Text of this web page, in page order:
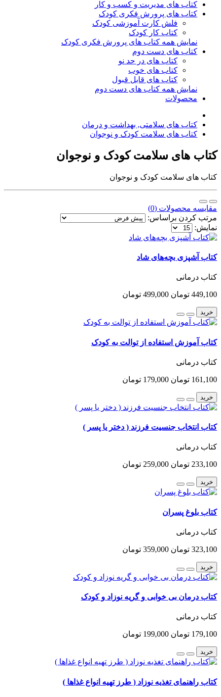
کتاب های مدیریت و کسب و کار
کتاب های پرورش فکری کودک
فلش کارت آموزشی کودک
کتاب کار کودک
نمایش همه کتاب های پرورش فکری کودک
کتاب های دست دوم
کتاب های در حد نو
کتاب های خوب
کتاب های قابل قبول
نمایش همه کتاب های دست دوم
محصولات
کتاب های سلامتی, بهداشت و درمان
کتاب های سلامت کودک و نوجوان
کتاب های سلامت کودک و نوجوان
کتاب های سلامت کودک و نوجوان
مقایسه محصولات (0)
مرتب کردن براساس:
نمایش:
کتاب آشپزی بچه‌های شاد
کتاب درمانی
449,100 تومان 499,000 تومان
خرید
کتاب آموزش استفاده از توالت به کودک
کتاب درمانی
161,100 تومان 179,000 تومان
خرید
کتاب انتخاب جنسیت فرزند ( دختر یا پسر )
کتاب درمانی
233,100 تومان 259,000 تومان
خرید
کتاب بلوغ پسران
کتاب درمانی
323,100 تومان 359,000 تومان
خرید
کتاب درمان بی خوابی و گریه نوزاد و کودک
کتاب درمانی
179,100 تومان 199,000 تومان
خرید
کتاب راهنمای تغذیه نوزاد ( طرز تهیه انواع غذاها )